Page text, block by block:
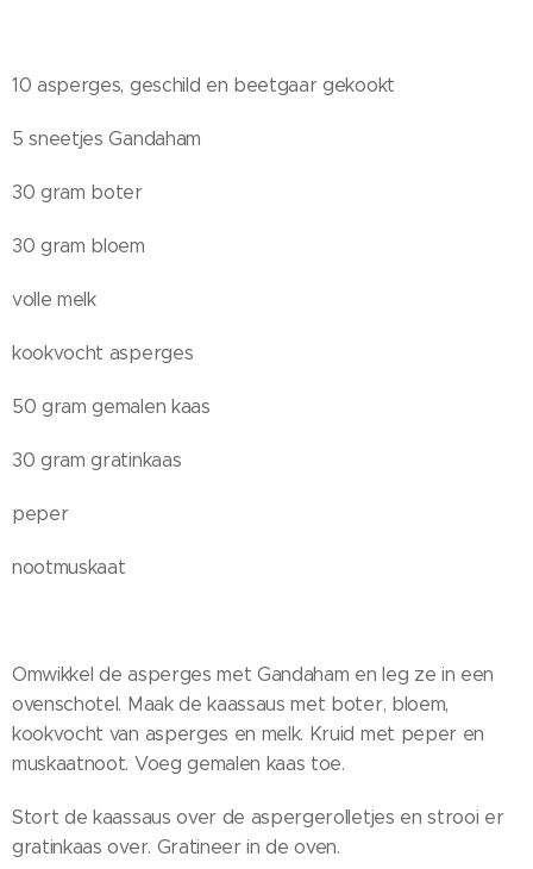
10 asperges, geschild en beetgaar gekookt
5 sneetjes Gandaham
30 gram boter
30 gram bloem
volle melk
kookvocht asperges
50 gram gemalen kaas
30 gram gratinkaas
peper
nootmuskaat
Omwikkel de asperges met Gandaham en leg ze in een
ovenschotel. Maak de kaassaus met boter, bloem,
kookvocht van asperges en melk. Kruid met peper en
muskaatnoot. Voeg gemalen kaas toe.
Stort de kaassaus over de aspergerolletjes en strooi er
gratinkaas over. Gratineer in de oven.